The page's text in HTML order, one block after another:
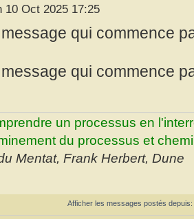
10 Oct 2025 17:25
qui commence
qui commence
un processus en
du processus et
Mentat, Frank Herbert, Dune
Afficher les messages postés depuis: